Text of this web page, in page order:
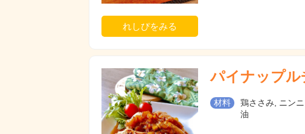
れしぴをみる
パイナップル
材料
鶏ささみ, ニン
油